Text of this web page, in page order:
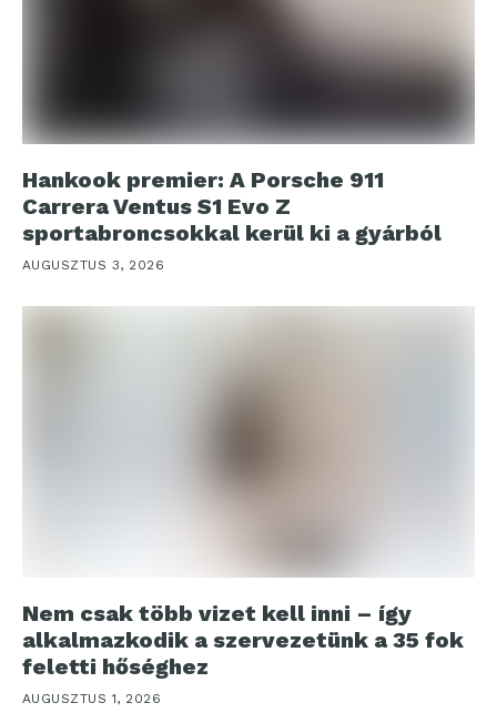
Hankook premier: A Porsche 911
Carrera Ventus S1 Evo Z
sportabroncsokkal kerül ki a gyárból
AUGUSZTUS 3, 2026
Nem csak több vizet kell inni – így
alkalmazkodik a szervezetünk a 35 fok
feletti hőséghez
AUGUSZTUS 1, 2026